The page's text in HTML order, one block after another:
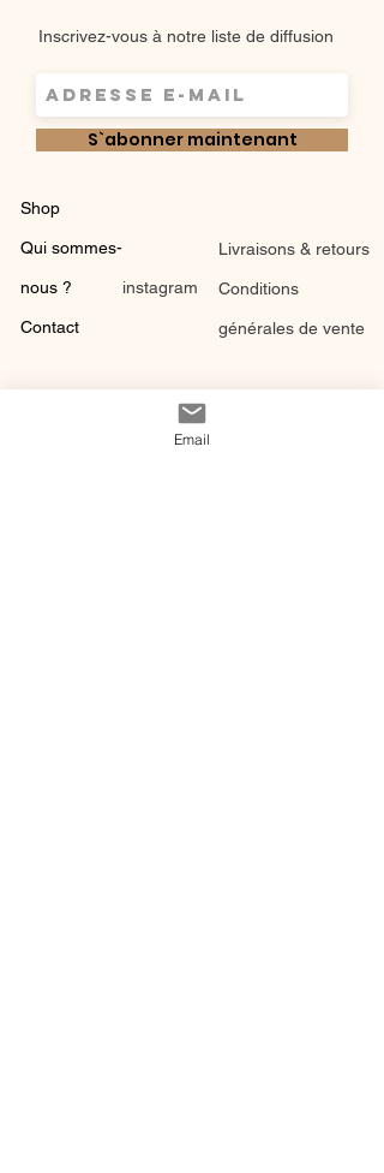
Inscrivez-vous à notre liste de diffusion
S`abonner maintenant
Shop
Qui sommes-
nous ?
Contact
instagram
Livraisons & retours
Conditions
générales de vente
Email